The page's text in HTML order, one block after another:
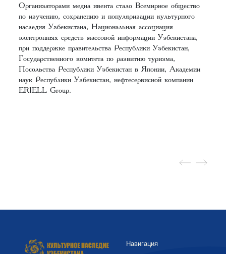
Организаторами медиа ивента стало Всемирное общество
по изучению, сохранению и популяризации культурного
наследия Узбекистана, Национальная ассоциация
электронных средств массовой информации Узбекистана,
при поддержке правительства Республики Узбекистан,
Государственного комитета по развитию туризма,
Посольства Республики Узбекистан в Японии, Академии
наук Республики Узбекистан, нефтесервисной компании
ERIELL Group.
Навигация